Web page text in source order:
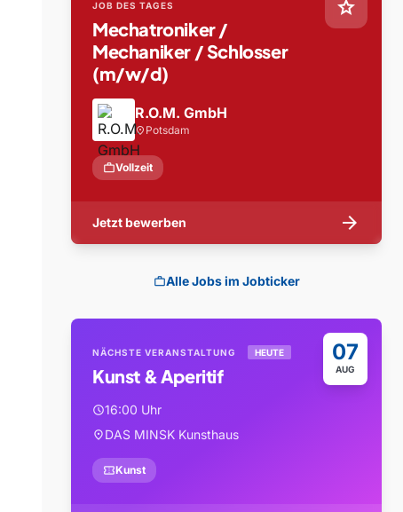
star
JOB DES TAGES
Mechatroniker /
Mechaniker / Schlosser
(m/w/d)
R.O.M. GmbH
location_on Potsdam
workVollzeit
Jetzt bewerben arrow_forward
workAlle Jobs im Jobticker
07
AUG
NÄCHSTE VERANSTALTUNG HEUTE
Kunst & Aperitif
schedule16:00 Uhr
location_onDAS MINSK Kunsthaus
confirmation_numberKunst